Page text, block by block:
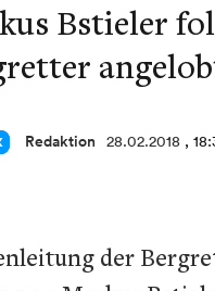
Bstieler
Redaktion 28.02.2018 ,
der